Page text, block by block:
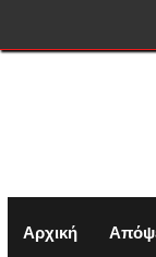
Πολιτική
Αρχική